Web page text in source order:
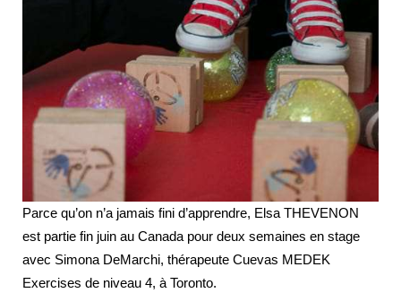
Parce qu’on n’a jamais fini d’apprendre, Elsa THEVENON
est partie fin juin au Canada pour deux semaines en stage
avec Simona DeMarchi, thérapeute Cuevas MEDEK
Exercises de niveau 4, à Toronto.